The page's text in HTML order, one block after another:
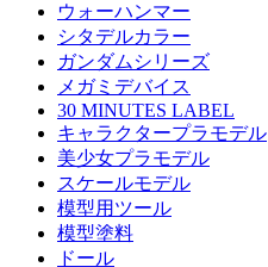
ウォーハンマー
シタデルカラー
ガンダムシリーズ
メガミデバイス
30 MINUTES LABEL
キャラクタープラモデル
美少女プラモデル
スケールモデル
模型用ツール
模型塗料
ドール